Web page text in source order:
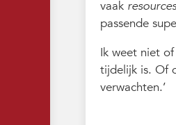
vaak
passende
Ik weet niet
tijdelijk is. Of
verwachten.’